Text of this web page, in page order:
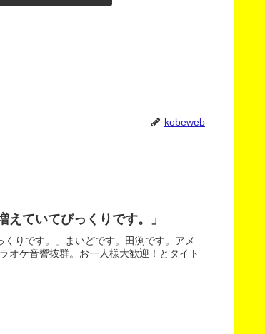
kobeweb
ていてびっくりです。」
りです。」まいどです。田渕です。アメ
オケ音響抜群。お一人様大歓迎！とタイト